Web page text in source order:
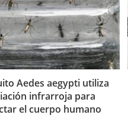
Aedes aegypti utiliza
infrarroja para
el cuerpo humano